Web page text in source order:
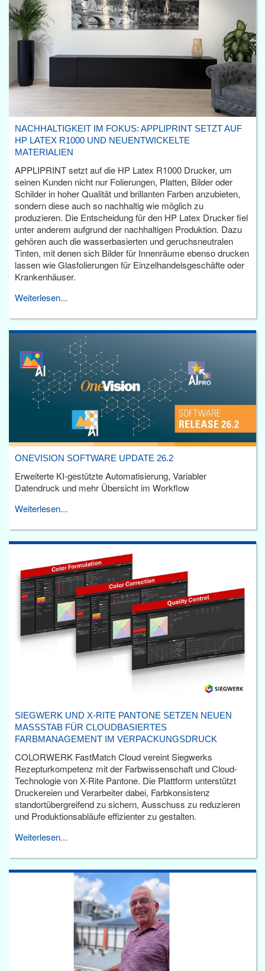
NACHHALTIGKEIT IM FOKUS: APPLIPRINT SETZT AUF
HP LATEX R1000 UND NEUENTWICKELTE
MATERIALIEN
APPLIPRINT setzt auf die HP Latex R1000 Drucker, um
seinen Kunden nicht nur Folierungen, Platten, Bilder oder
Schilder in hoher Qualität und brillanten Farben anzubieten,
sondern diese auch so nachhaltig wie möglich zu
produzieren. Die Entscheidung für den HP Latex Drucker fiel
unter anderem aufgrund der nachhaltigen Produktion. Dazu
gehören auch die wasserbasierten und geruchsneutralen
Tinten, mit denen sich Bilder für Innenräume ebenso drucken
lassen wie Glasfolierungen für Einzelhandelsgeschäfte oder
Krankenhäuser.
Weiterlesen...
ONEVISION SOFTWARE UPDATE 26.2
Erweiterte KI-gestützte Automatisierung, Variabler
Datendruck und mehr Übersicht im Workflow
Weiterlesen...
SIEGWERK UND X-RITE PANTONE SETZEN NEUEN
MASSSTAB FÜR CLOUDBASIERTES F
ARBMANAGEMENT IM VERPACKUNGSDRUCK
COLORWERK FastMatch Cloud vereint Siegwerks
Rezepturkompetenz mit der Farbwissenschaft und Cloud-
Technologie von X-Rite Pantone. Die Plattform unterstützt
Druckereien und Verarbeiter dabei, Farbkonsistenz
standortübergreifend zu sichern, Ausschuss zu reduzieren
und Produktionsabläufe effizienter zu gestalten.
Weiterlesen...